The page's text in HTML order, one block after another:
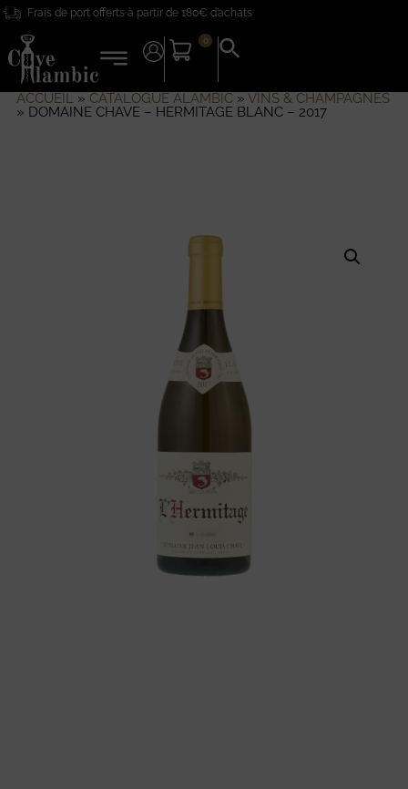
Frais de port offerts à partir de 180€ d’achats
0
Search
for:
ACCUEIL» CATALOGUE ALAMBIC» VINS & CHAMPAGNES
» DOMAINE CHAVE – HERMITAGE BLANC – 2017